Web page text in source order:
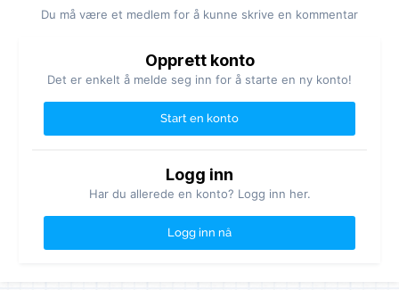
Du må være et medlem for å kunne skrive en kommentar
Opprett konto
Det er enkelt å melde seg inn for å starte en ny konto!
Start en konto
Logg inn
Har du allerede en konto? Logg inn her.
Logg inn nå